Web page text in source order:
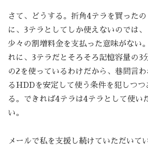
さて、どうする。折角4テラを買ったの
に、3テラとしてしか使えないのでは、
少々の割増料金を支払った意味がない
れに、3テラだとそろそろ記憶容量の3
の2を使っているわけだから、巷間言わ
るHDDを安定して使う条件を犯しつつ
る。できれば4テラは4テラとして使い
い。
メールで私を支援し続けていただいて